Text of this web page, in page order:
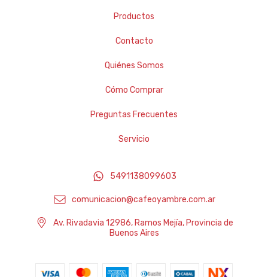
Productos
Contacto
Quiénes Somos
Cómo Comprar
Preguntas Frecuentes
Servicio
5491138099603
comunicacion@cafeoyambre.com.ar
Av. Rivadavia 12986, Ramos Mejía, Provincia de
Buenos Aires